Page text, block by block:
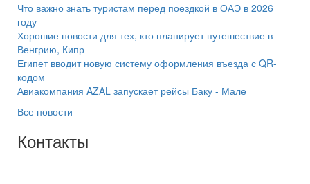
Что важно знать туристам перед поездкой в ОАЭ в 2026
году
Хорошие новости для тех, кто планирует путешествие в
Венгрию, Кипр
Египет вводит новую систему оформления въезда с QR-
кодом
Авиакомпания AZAL запускает рейсы Баку - Мале
Все новости
Контакты